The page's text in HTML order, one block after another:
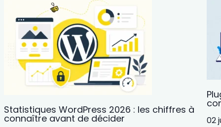
Statistiques WordPress 2026 : les chiffres à
connaître avant de décider
02